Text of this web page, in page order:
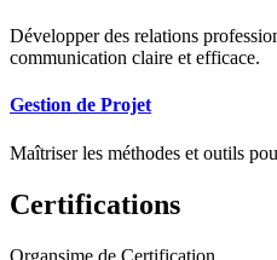
Développer des relations
communication claire et efficace.
Gestion de Projet
Maîtriser les méthodes et outils
Certifications
Organsime de Certification